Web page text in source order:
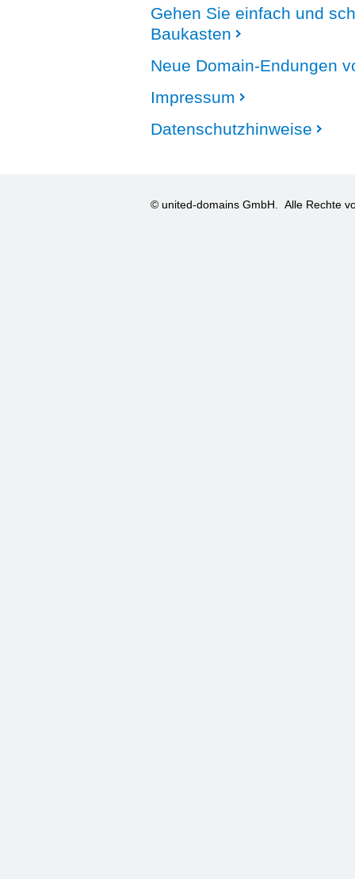
Gehen Sie einfach und
Baukasten
Neue Domain-Endungen
Impressum
Datenschutzhinweise
© united-domains GmbH. Alle Rechte